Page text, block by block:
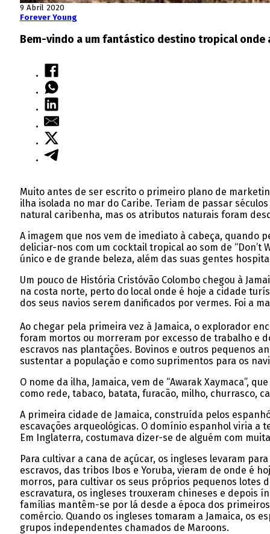
9 Abril 2020
Forever Young
Bem-vindo a um fantástico destino tropical onde
Muito antes de ser escrito o primeiro plano de
ilha isolada no mar do Caribe. Teriam de passar
natural caribenha, mas os atributos naturais foram
A imagem que nos vem de imediato à cabeça, quando
deliciar-nos com um cocktail tropical ao som de “Don’t
único e de grande beleza, além das suas gentes
Um pouco de História Cristóvão Colombo chegou à
na costa norte, perto do local onde é hoje a cidade
dos seus navios serem danificados por vermes. Foi a
Ao chegar pela primeira vez à Jamaica, o explorador
foram mortos ou morreram por excesso de trabalho e
escravos nas plantações. Bovinos e outros pequenos
sustentar a população e como suprimentos para os
O nome da ilha, Jamaica, vem de “Awarak Xaymaca”,
como rede, tabaco, batata, furacão, milho, churrasco,
A primeira cidade de Jamaica, construída pelos
escavações arqueológicas. O domínio espanhol viria a
Em Inglaterra, costumava dizer-se de alguém com
Para cultivar a cana de açúcar, os ingleses levaram
escravos, das tribos Ibos e Yoruba, vieram de onde é
morros, para cultivar os seus próprios pequenos lotes
escravatura, os ingleses trouxeram chineses e depois
famílias mantêm-se por lá desde a época dos
comércio. Quando os ingleses tomaram a Jamaica, os
grupos independentes chamados de Maroons.